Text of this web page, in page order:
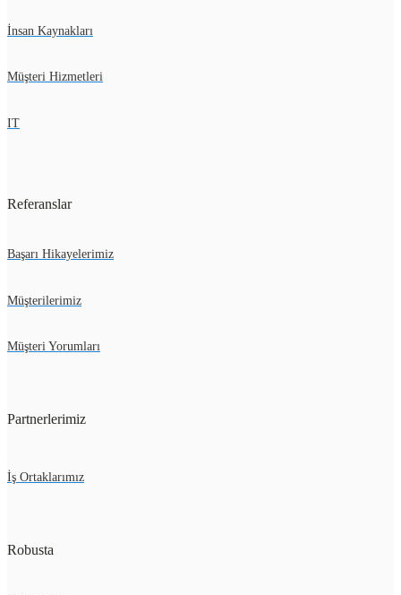
İnsan Kaynakları
Müşteri Hizmetleri
IT
Referanslar
Başarı Hikayelerimiz
Müşterilerimiz
Müşteri Yorumları
Partnerlerimiz
İş Ortaklarımız
Robusta